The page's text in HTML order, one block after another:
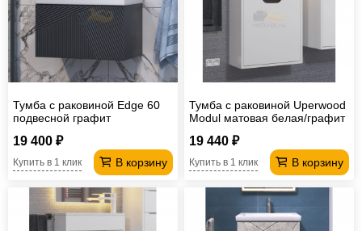
Тумба с раковиной Edge 60
подвесной графит
19 400 ₽
В корзину
Купить в 1 клик
Тумба с раковиной Uperwood
Modul матовая белая/графит
19 440 ₽
В корзину
Купить в 1 клик